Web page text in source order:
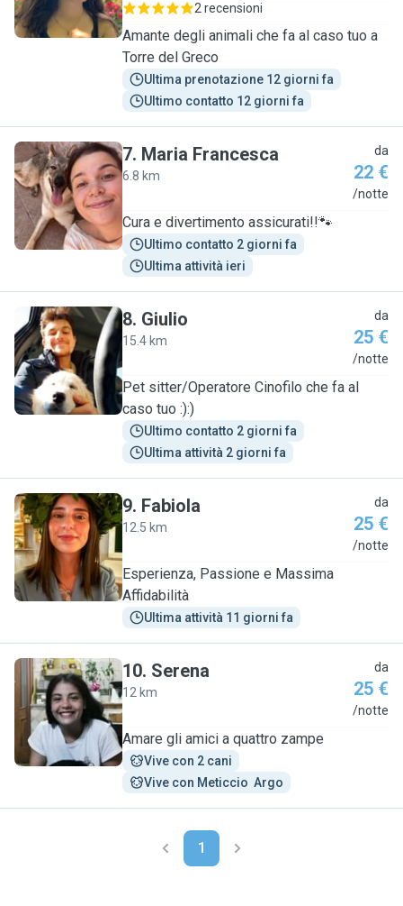
2 recensioni
Amante degli animali che fa al caso tuo a
Torre del Greco
Ultima prenotazione 12 giorni fa
Ultimo contatto 12 giorni fa
M
7. Maria Francesca
6.8 km
da
22 €
/notte
Cura e divertimento assicurati!!🐾
Ultimo contatto 2 giorni fa
Ultima attività ieri
G
8. Giulio
15.4 km
da
25 €
/notte
Pet sitter/Operatore Cinofilo che fa al
caso tuo :):)
Ultimo contatto 2 giorni fa
Ultima attività 2 giorni fa
F
9. Fabiola
12.5 km
da
25 €
/notte
Esperienza, Passione e Massima
Affidabilità
Ultima attività 11 giorni fa
S
10. Serena
12 km
da
25 €
/notte
Amare gli amici a quattro zampe
Vive con 2 cani
Vive con Meticcio  Argo
1